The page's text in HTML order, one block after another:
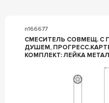
n166677
СМЕСИТЕЛЬ СОВМЕЩ. С
ДУШЕМ,
КОМПЛЕКТ: ЛЕЙКА
УНИВЕРСАЛ CV00797521